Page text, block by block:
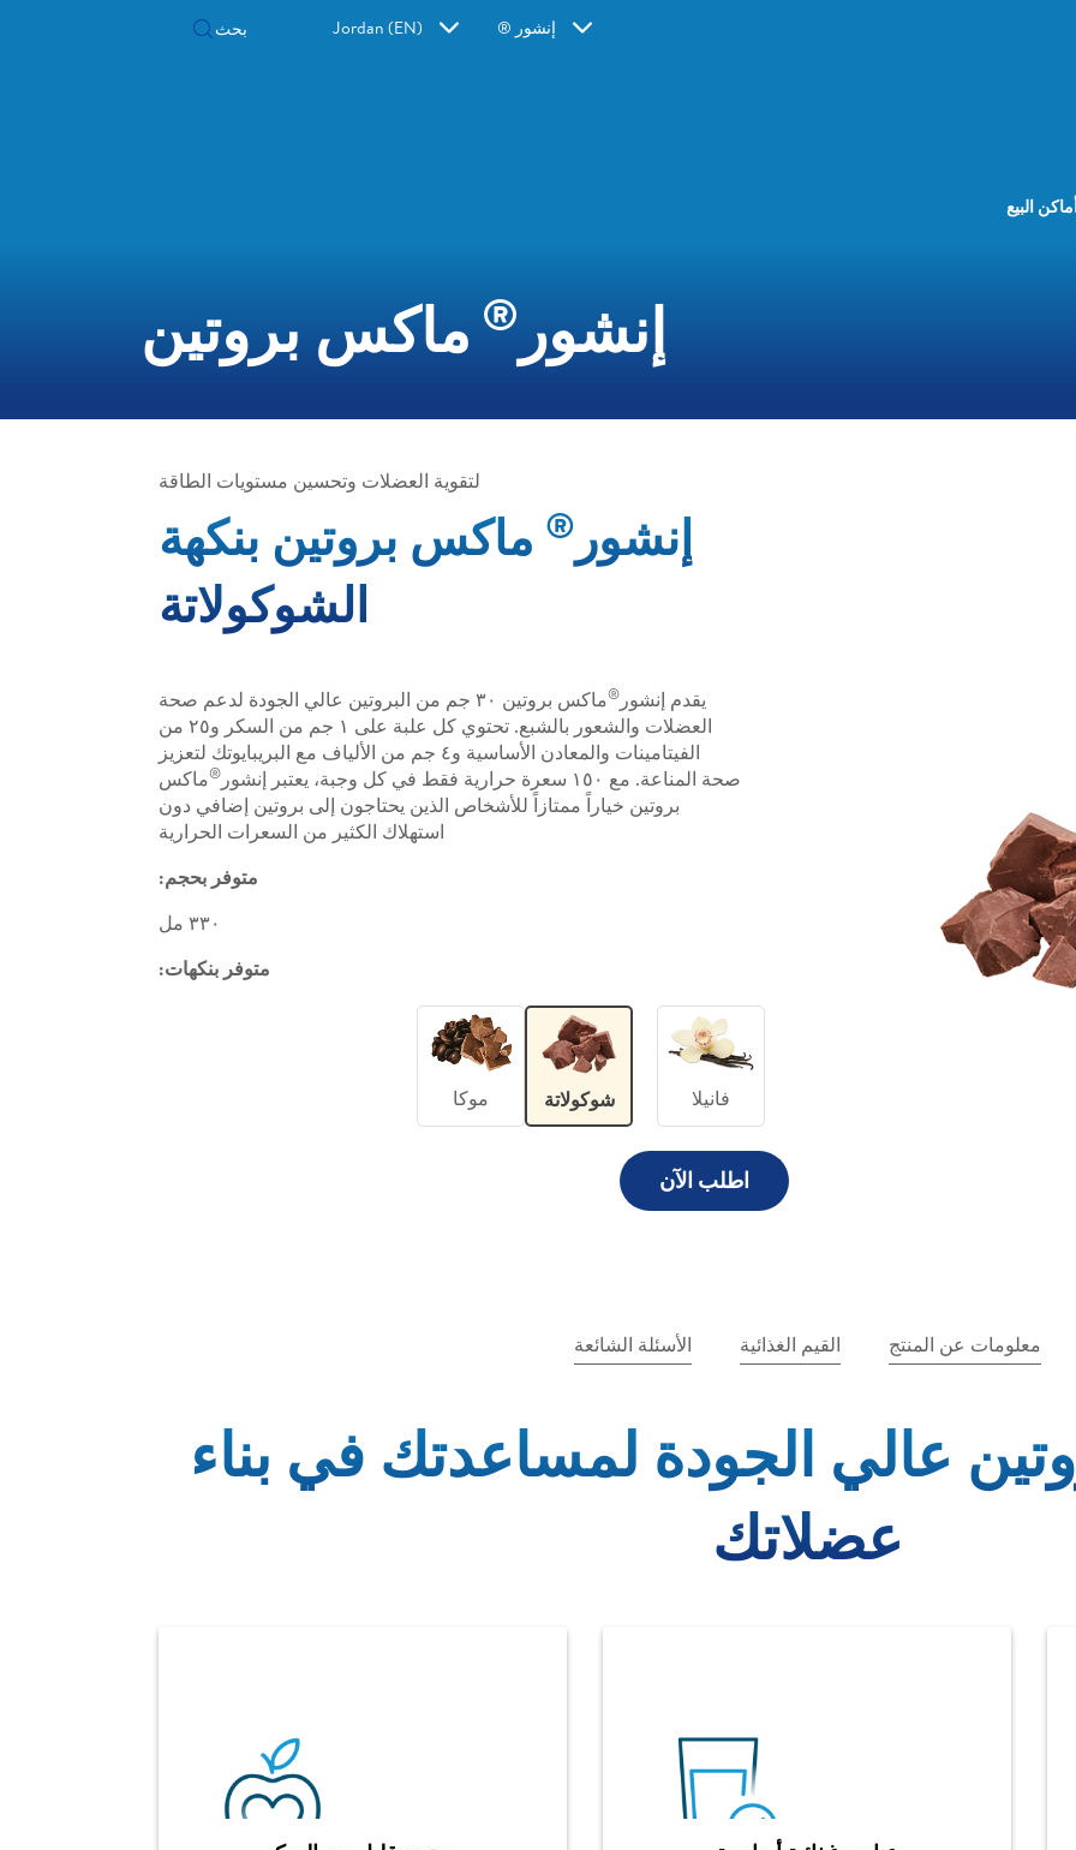
إنشور ® Jordan (EN)
البيع
إنشور ® ماكس بروتين
لتقوية العضلات وتحسين مستويات الطاقة
إنشور ® ماكس بروتين بنكهة
الشوكولاتة
يقدم إنشور ®
ماكس بروتين ٣٠ جم من البروتين عالي الجودة لدعم صحة
العضلات والشعور بالشبع. تحتوي كل علبة على ١ جم من السكر و٢٥ من
الفيتامينات والمعادن الأساسية و٤ جم من الألياف مع البريبايوتك لتعزيز
صحة المناعة. مع ١٥٠ سعرة حرارية فقط في كل وجبة، يعتبر إنشور
®ماكس
بروتين خياراً ممتازاً للأشخاص الذين يحتاجون إلى بروتين إضافي دون
استهلاك الكثير من السعرات الحرارية
متوفر بحجم:
٣٣٠ مل
متوفر بنكهات:
فانيلا شوكولاتة موكا
اطلب الآن
معلومات عن المنتج القيم الغذائية الأسئلة الشائعة
عالي الجودة لمساعدتك في بناء
عضلاتك